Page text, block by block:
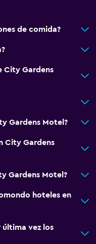
de comida?
City Gardens
Gardens Motel?
City Gardens
Gardens Motel?
hoteles en
vez los